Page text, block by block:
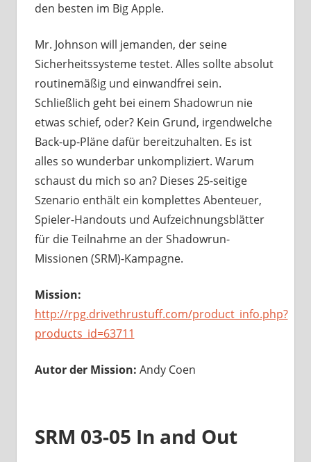
den besten im Big Apple.
Mr. Johnson will jemanden, der seine
Sicherheitssysteme testet. Alles sollte absolut
routinemäßig und einwandfrei sein.
Schließlich geht bei einem Shadowrun nie
etwas schief, oder? Kein Grund, irgendwelche
Back-up-Pläne dafür bereitzuhalten. Es ist
alles so wunderbar unkompliziert. Warum
schaust du mich so an? Dieses 25-seitige
Szenario enthält ein komplettes Abenteuer,
Spieler-Handouts und Aufzeichnungsblätter
für die Teilnahme an der Shadowrun-
Missionen (SRM)-Kampagne.
Mission:
http://rpg.drivethrustuff.com/product_info.php?
products_id=63711
Autor der Mission: Andy Coen
SRM 03-05 In and Out